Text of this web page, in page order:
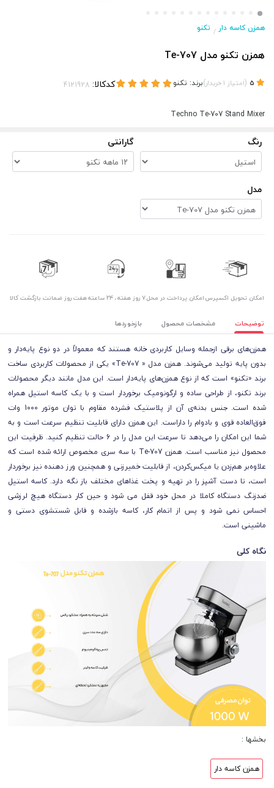
همزن کاسه دار / تکنو
همزن تکنو مدل Te-707
(امتیاز 1خریدار)برند: تکنو کدکالا:
Techno Te-707 Stand Mixer
رنگ گارانتی
مدل
اﻣﮑﺎن ﺗﺤﻮﯾﻞ اﮐﺴﭙﺮسامکان پرداخت در محل۷ روز ﻫﻔﺘﻪ، ۲۴ ﺳﺎﻋﺘﻪ هفت روز ضمانت بازگشت کالا
توضیحات مشخصات محصول بازخوردها
همزن‌های برقی ازجمله وسایل کاربردی خانه هستند که معمولاً در دو نوع پایه‌دار و
بدون پایه تولید می‌شوند. همزن مدل « Te-707» یکی از محصولات کاربردی ساخت
برند «تکنو» است که از نوع همزن‌های پایه‌دار است. این مدل مانند دیگر محصولات
برند تکنو، از طراحی ساده و ارگونومیک برخوردار است و با یک کاسه استیل همراه
شده است. جنس بدنەی آن از پلاستیک فشرده مقاوم با توان موتور 1000 وات
فوق‌العاده قوی و بادوام را داراست. این همزن دارای قابلیت تنظیم سرعت است و به
شما این امکان را می‌دهد تا سرعت این مدل را در 6 حالت تنظیم کنید. ظرفیت این
محصول نیز مناسب است. همزن Te-707 با سه سری مخصوص ارائه شده است که
علاوه‌بر هم‌زدن یا میکس‌کردن، از قابلیت خمیرزنی و همچنین ورز دهنده نیز برخوردار
است، تا دست آشپز را در تهیه و پخت غذاهای مختلف باز نگه دارد. کاسه استیل
ضدزنگ دستگاه کاملا در محل خود قفل می شود و حین کار دستگاه هیچ لرزشی
احساس نمی شود و پس از اتمام کار، کاسه بازشده و قابل شستشوی دستی و
ماشینی است.
نگاه کلی
بخشها :
همزن کاسه دار